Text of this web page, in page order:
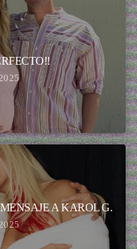
A KAROL G.